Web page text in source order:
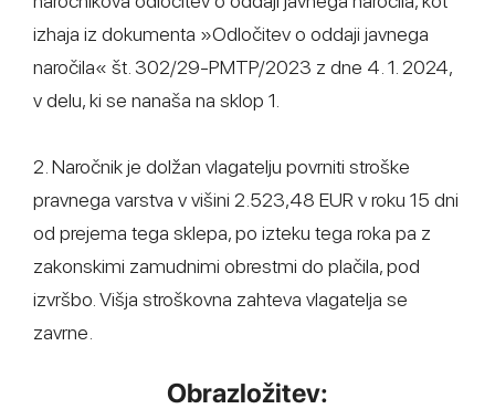
izhaja iz dokumenta »Odločitev o oddaji javnega
naročila« št. 302/29-PMTP/2023 z dne 4. 1. 2024,
v delu, ki se nanaša na sklop 1.
2. Naročnik je dolžan vlagatelju povrniti stroške
pravnega varstva v višini 2.523,48 EUR v roku 15 dni
od prejema tega sklepa, po izteku tega roka pa z
zakonskimi zamudnimi obrestmi do plačila, pod
izvršbo. Višja stroškovna zahteva vlagatelja se
zavrne.
Obrazložitev: